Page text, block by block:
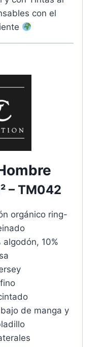
con el
– TM042
orgánico ring-
10%
de manga y